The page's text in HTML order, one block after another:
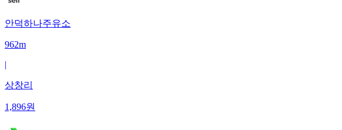
안덕하나주유소
962m
|
상창리
1,896원